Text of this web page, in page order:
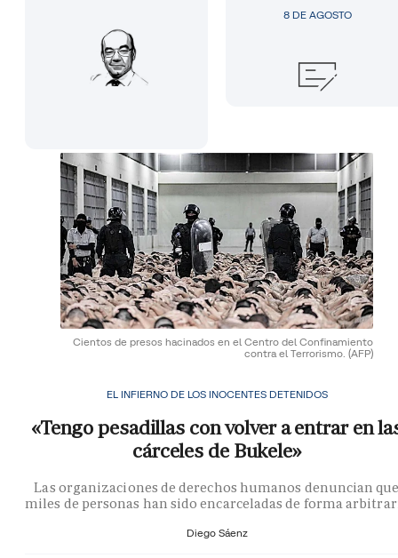
8 DE AGOSTO
Cientos de presos hacinados en el Centro del Confinamiento
contra el Terrorismo. (AFP)
EL INFIERNO DE LOS INOCENTES DETENIDOS
«Tengo pesadillas con volver a entrar en
cárceles de Bukele»
Las organizaciones de derechos humanos denuncian
miles de personas han sido encarceladas de forma
Diego Sáenz